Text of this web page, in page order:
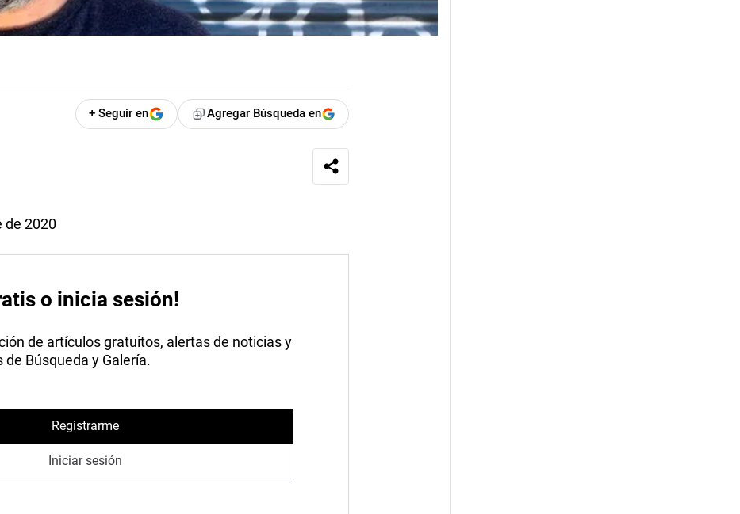
+ Seguir en Agregar Búsqueda en
de 2020
o inicia sesión!
de artículos gratuitos, alertas de noticias y
Búsqueda y Galería.
Registrarme
Iniciar sesión